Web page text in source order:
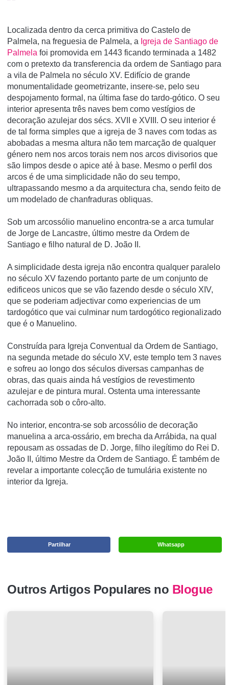
Localizada dentro da cerca primitiva do Castelo de
Palmela, na freguesia de Palmela, a Igreja de Santiago de
Palmela foi promovida em 1443 ficando terminada a 1482
com o pretexto da transferencia da ordem de Santiago para
a vila de Palmela no século XV. Edifí­cio de grande
monumentalidade geometrizante, insere-se, pelo seu
despojamento formal, na última fase do tardo-gótico. O seu
interior apresenta três naves bem como vestí­gios de
decoração azulejar dos sécs. XVII e XVIII. O seu interior é
de tal forma simples que a igreja de 3 naves com todas as
abobadas a mesma altura não tem marcação de qualquer
género nem nos arcos torais nem nos arcos divisorios que
são limpos desde o apice até à base. Mesmo o perfil dos
arcos é de uma simplicidade não do seu tempo,
ultrapassando mesmo a da arquitectura cha, sendo feito de
um modelado de chanfraduras obliquas.
Sob um arcossólio manuelino encontra-se a arca tumular
de Jorge de Lancastre, último mestre da Ordem de
Santiago e filho natural de D. João II.
A simplicidade desta igreja não encontra qualquer paralelo
no século XV fazendo portanto parte de um conjunto de
edificeos unicos que se vão fazendo desde o século XIV,
que se poderiam adjectivar como experiencias de um
tardogótico que vai culminar num tardogótico regionalizado
que é o Manuelino.
Construída para Igreja Conventual da Ordem de Santiago,
na segunda metade do século XV, este templo tem 3 naves
e sofreu ao longo dos séculos diversas campanhas de
obras, das quais ainda há vestígios de revestimento
azulejar e de pintura mural. Ostenta uma interessante
cachorrada sob o côro-alto.
No interior, encontra-se sob arcossólio de decoração
manuelina a arca-ossário, em brecha da Arrábida, na qual
repousam as ossadas de D. Jorge, filho ilegítimo do Rei D.
João II, último Mestre da Ordem de Santiago. É também de
revelar a importante colecção de tumulária existente no
interior da Igreja.
Whatsapp
Partilhar
Outros Artigos Populares no Blogue